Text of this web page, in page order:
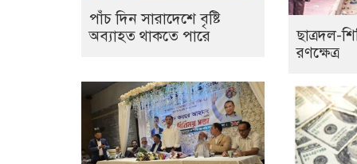
পাঁচ দিন সারাদেশে বৃষ্টি
অব্যাহত থাকতে পারে
ছাত্রদল-
রণক্ষেত্র